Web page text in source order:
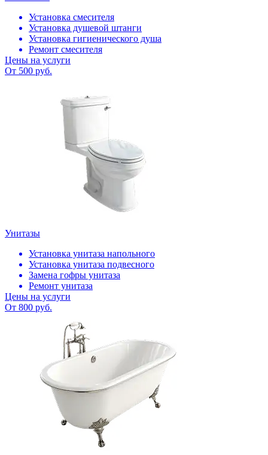
Установка смесителя
Установка душевой штанги
Установка гигиенического душа
Ремонт смесителя
Цены на услуги
От 500 руб.
Унитазы
Установка унитаза напольного
Установка унитаза подвесного
Замена гофры унитаза
Ремонт унитаза
Цены на услуги
От 800 руб.